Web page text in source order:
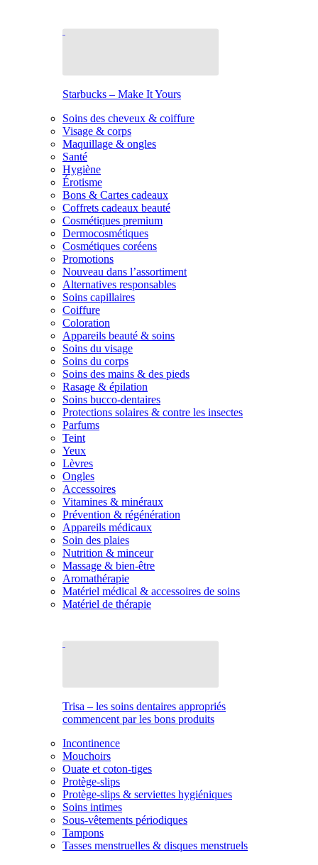
Starbucks – Make It Yours
Soins des cheveux & coiffure
Visage & corps
Maquillage & ongles
Santé
Hygiène
Érotisme
Bons & Cartes cadeaux
Coffrets cadeaux beauté
Cosmétiques premium
Dermocosmétiques
Cosmétiques coréens
Promotions
Nouveau dans l’assortiment
Alternatives responsables
Soins capillaires
Coiffure
Coloration
Appareils beauté & soins
Soins du visage
Soins du corps
Soins des mains & des pieds
Rasage & épilation
Soins bucco-dentaires
Protections solaires & contre les insectes
Parfums
Teint
Yeux
Lèvres
Ongles
Accessoires
Vitamines & minéraux
Prévention & régénération
Appareils médicaux
Soin des plaies
Nutrition & minceur
Massage & bien-être
Aromathérapie
Matériel médical & accessoires de soins
Matériel de thérapie
Trisa – les soins dentaires appropriés
commencent par les bons produits
Incontinence
Mouchoirs
Ouate et coton-tiges
Protège-slips
Protège-slips & serviettes hygiéniques
Soins intimes
Sous-vêtements périodiques
Tampons
Tasses menstruelles & disques menstruels